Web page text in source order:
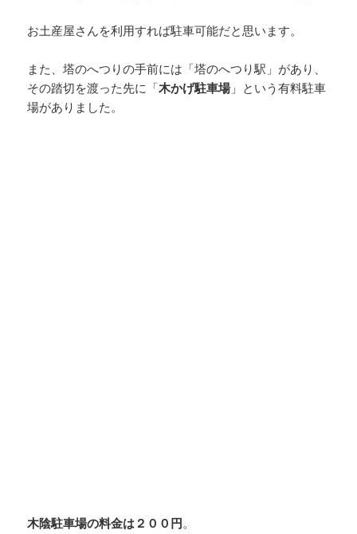
お土産屋さんを利用すれば駐車可能だと思います。
また、塔のへつりの手前には「塔のへつり駅」があり、
その踏切を渡った先に「木かげ駐車場」という有料駐車
場がありました。
木陰駐車場の料金は２００円。